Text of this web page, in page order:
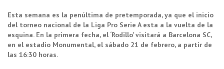
Esta semana es la penúltima de pretemporada, ya que el inicio
del torneo nacional de la Liga Pro Serie A esta a la vuelta de la
esquina. En la primera fecha, el ‘Rodillo’ visitará a Barcelona SC,
en el estadio Monumental, el sábado 21 de febrero, a partir de
las 16:30 horas.